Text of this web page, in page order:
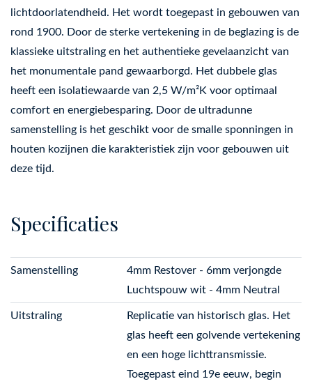
lichtdoorlatendheid. Het wordt toegepast in gebouwen van
rond 1900. Door de sterke vertekening in de beglazing is de
klassieke uitstraling en het authentieke gevelaanzicht van
het monumentale pand gewaarborgd. Het dubbele glas
heeft een isolatiewaarde van 2,5 W/m²K voor optimaal
comfort en energiebesparing. Door de ultradunne
samenstelling is het geschikt voor de smalle sponningen in
houten kozijnen die karakteristiek zijn voor gebouwen uit
deze tijd.
Specificaties
Samenstelling
4mm Restover - 6mm verjongde
Luchtspouw wit - 4mm Neutral
Uitstraling
Replicatie van historisch glas. Het
glas heeft een golvende vertekening
en een hoge lichttransmissie.
Toegepast eind 19e eeuw, begin